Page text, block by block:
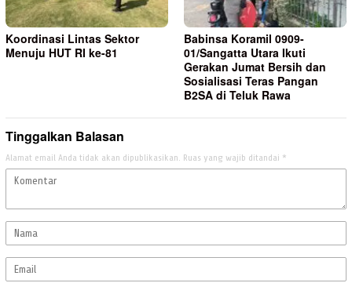
Koordinasi Lintas Sektor
Menuju HUT RI ke-81
Babinsa Koramil 0909-
01/Sangatta Utara Ikuti
Gerakan Jumat Bersih dan
Sosialisasi Teras Pangan
B2SA di Teluk Rawa
Tinggalkan Balasan
Alamat email Anda tidak akan dipublikasikan. Ruas yang wajib ditandai *